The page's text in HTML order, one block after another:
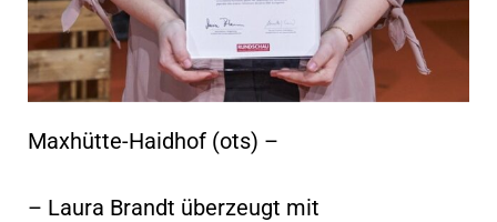
Maxhütte-Haidhof (ots) –
– Laura Brandt überzeugt mit